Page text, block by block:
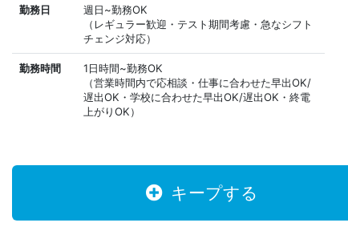
勤務日
週日~勤務OK
（レギュラー歓迎・テスト期間考慮・急なシフト
チェンジ対応）
勤務時間
1日時間~勤務OK
（営業時間内で応相談・仕事に合わせた早出OK/
遅出OK・学校に合わせた早出OK/遅出OK・終電
上がりOK）
キープする